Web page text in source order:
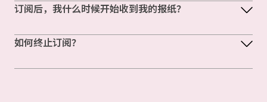
订阅后，我什么时候开始收到我的报纸？
如何终止订阅？